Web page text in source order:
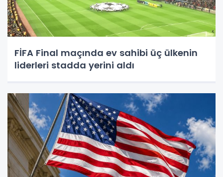
FİFA Final maçında ev sahibi üç ülkenin
liderleri stadda yerini aldı